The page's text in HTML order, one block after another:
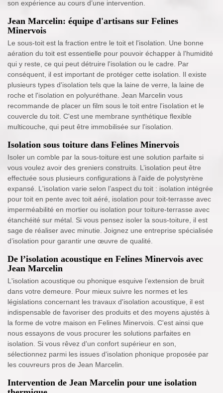
son expérience au cours d’une intervention.
Jean Marcelin: équipe d'artisans sur Felines
Minervois
Le sous-toit est la fraction entre le toit et l'isolation. Une bonne
aération du toit est essentielle pour pouvoir échapper à l'humidité
qui y reste, ce qui peut détruire l'isolation ou le cadre. Par
conséquent, il est important de protéger cette isolation. Il existe
plusieurs types d'isolation tels que la laine de verre, la laine de
roche et l'isolation en polyuréthane. Jean Marcelin vous
recommande de placer un film sous le toit entre l'isolation et le
couvercle du toit. C'est une membrane synthétique flexible
multicouche, qui peut être immobilisée sur l'isolation.
Isolation sous toiture dans Felines Minervois
Isoler un comble par la sous-toiture est une solution parfaite si
vous voulez avoir des greniers construits. L’isolation peut être
effectuée sous plusieurs configurations à l'aide de polystyrène
expansé. L'isolation varie selon l’aspect du toit : isolation intégrée
pour toit en pente avec toit aéré, isolation pour toit-terrasse avec
imperméabilité en mortier ou isolation pour toiture-terrasse avec
étanchéité sur métal. Si vous pensez isoler la sous-toiture, il est
sage de réaliser avec minutie. Joignez une entreprise spécialisée
d’isolation pour garantir une œuvre de qualité.
De l’isolation acoustique en Felines Minervois avec
Jean Marcelin
L'isolation acoustique ou phonique esquive l’extension de bruit
dans votre demeure. Pour mieux suivre les normes et les
législations concernant les travaux d'isolation acoustique, il est
indispensable de favoriser des produits et des moyens ajustés à
la forme de votre maison en Felines Minervois. C'est ainsi que
nous essayons de vous procurer les solutions parfaites en
isolation. Si vous rêvez d'un confort supérieur en son,
sélectionnez parmi les issues d'isolation phonique proposée par
les couvreurs pros de Jean Marcelin.
Intervention de Jean Marcelin pour une isolation